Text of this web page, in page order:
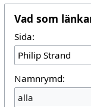
Vad som
Sida:
Namnrymd:
alla